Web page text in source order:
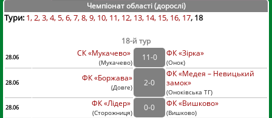
Чемпіонат області (дорослі)
Тури: 1 2 3 4 5 6 7 8 9 10 11 12 13 14 15 16 17 18
18-й тур
28.06 СК «Мукачево»
(Мукачево)
11-0 ФК «Зірка»
(Онок)
28.06
ФК «Боржава»
(Довге)
2-0
ФК «Медея – Невицький
замок»
(Оноківська ТГ)
28.06
ФК «Лідер»
(Сторожниця)
0-0 ФК «Вишково»
(Вишково)